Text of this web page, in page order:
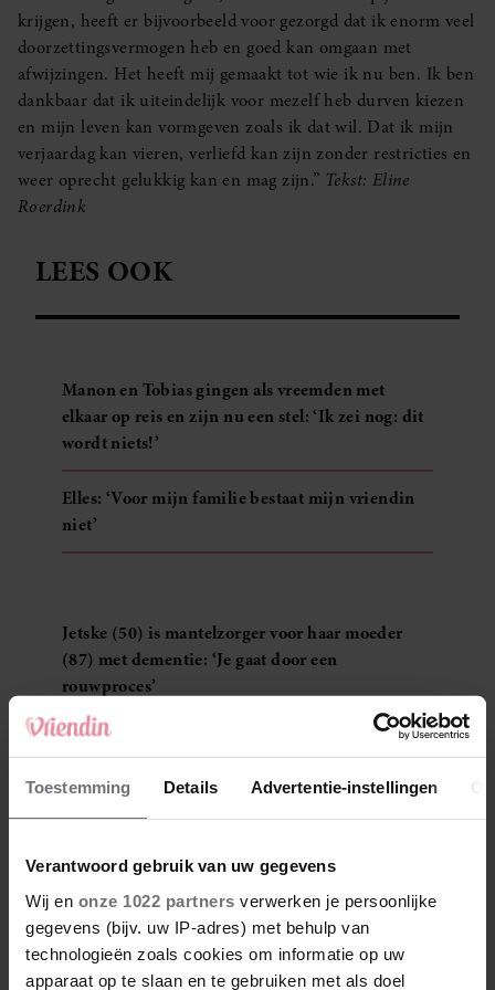
Toestemming Details Advertentie-instellingen
Verantwoord gebruik van uw gegevens
Wij en onze 1022 partners verwerken je persoonlijke
gegevens (bijv. uw IP-adres) met behulp van
technologieën zoals cookies om informatie op uw
apparaat op te slaan en te gebruiken met als doel
krijgen, heeft er bijvoorbeeld voor gezorgd dat ik enorm veel
doorzettingsvermogen heb en goed kan omgaan met
afwijzingen. Het heeft mij gemaakt tot wie ik nu ben. Ik ben
dankbaar dat ik uiteindelijk voor mezelf heb durven kiezen
en mijn leven kan vormgeven zoals ik dat wil. Dat ik mijn
verjaardag kan vieren, verliefd kan zijn zonder restricties en
weer oprecht gelukkig kan en mag zijn.” Tekst: Eline
Roerdink
LEES OOK
Manon en Tobias gingen als vreemden met
elkaar op reis en zijn nu een stel: ‘Ik zei nog: dit
wordt niets!’
Elles: ‘Voor mijn familie bestaat mijn vriendin
niet’
Jetske (50) is mantelzorger voor haar moeder
(87) met dementie: ‘Je gaat door een
rouwproces’
Anouk is net gescheiden en gaat dit jaar niet op
PERSOONLIJKE VERHALEN